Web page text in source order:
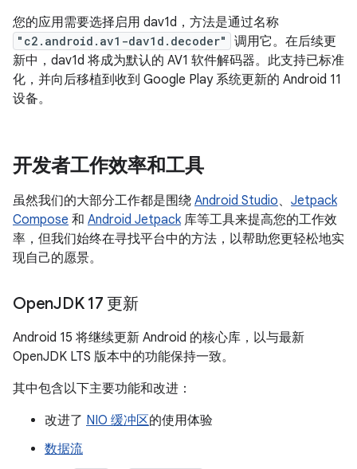
您的应用需要选择启用 dav1d，方法是通过名称
"c2.android.av1-dav1d.decoder"
调用它。在后续更
新中，dav1d 将成为默认的 AV1 软件解码器。此支持已标准
化，并向后移植到收到 Google Play 系统更新的 Android 11
设备。
开发者工作效率和工具
虽然我们的大部分工作都是围绕 Android Studio、 Jetpack
Compose 和 Android Jetpack库等工具来提高您的工作效
率，但我们始终在寻找平台中的方法，以帮助您更轻松地实
现自己的愿景。
OpenJDK 17 更新
Android 15 将继续更新 Android 的核心库，以与最新
OpenJDK LTS 版本中的功能保持一致。
其中包含以下主要功能和改进：
改进了 NIO 缓冲区的使用体验
数据流